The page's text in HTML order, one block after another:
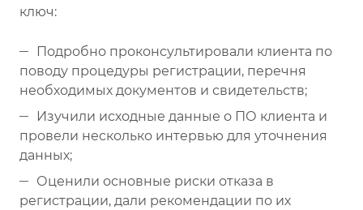
ключ:
Подробно проконсультировали клиента по
поводу процедуры регистрации, перечня
необходимых документов и свидетельств;
Изучили исходные данные о ПО клиента и
провели несколько интервью для уточнения
данных;
Оценили основные риски отказа в
регистрации, дали рекомендации по их